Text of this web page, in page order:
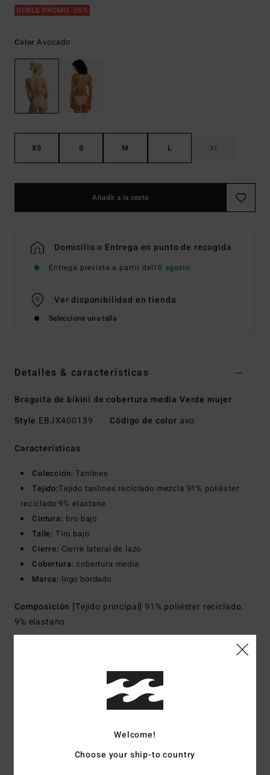
DOBLE PROMO -25%
ColorAvocado
XS S M L XL
Añadir a la cesta
Domicilio o Entrega en punto de recogida
Entrega prevista a partir del10 agosto
Ver disponibilidad en tienda
Seleccione una talla
Detalles & características
Braguita de bikini de cobertura media Verde mujer
Style EBJX400139 Código de color avo
Características
Colección: Tanlines
Tejido:Tejido tanlines reciclado mezcla 91% poliéster
reciclado 9% elastane
Cintura: tiro bajo
Talle: Tiro bajo
Cierre: Cierre lateral de lazo
Cobertura: cobertura media
Marca: logo bordado
Composición [Tejido principal] 91% poliéster reciclado,
9% elastano
Envíos y Devoluciones
Puntuación media
Welcome!
Choose your ship-to country